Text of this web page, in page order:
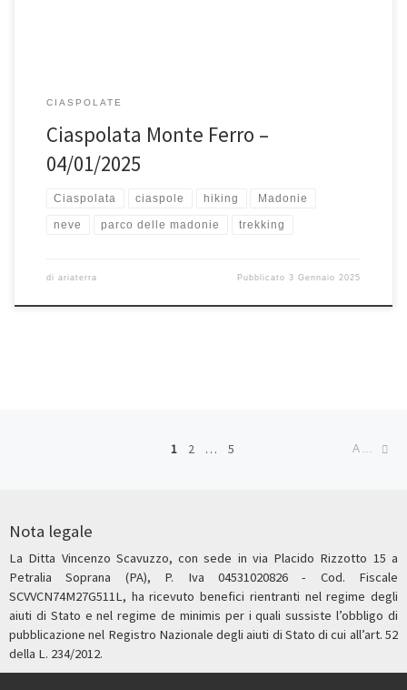
CIASPOLATE
Ciaspolata Monte Ferro –
04/01/2025
Ciaspolata ciaspole hiking Madonie
neve parco delle madonie trekking
di ariaterra Pubblicato3 Gennaio 2025
1 2 … 5 ARTICOLI MENO RECENTI
Nota legale
La Ditta Vincenzo Scavuzzo, con sede in via Placido Rizzotto 15 a
Petralia Soprana (PA), P. Iva 04531020826 - Cod. Fiscale
SCVVCN74M27G511L, ha ricevuto benefici rientranti nel regime degli
aiuti di Stato e nel regime de minimis per i quali sussiste l’obbligo di
pubblicazione nel Registro Nazionale degli aiuti di Stato di cui all’art. 52
della L. 234/2012.